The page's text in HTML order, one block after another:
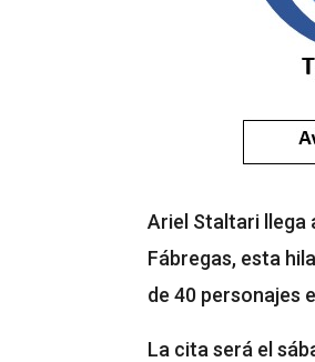
Ariel Staltari llega
Fábregas, esta
de 40 personajes
La cita será el